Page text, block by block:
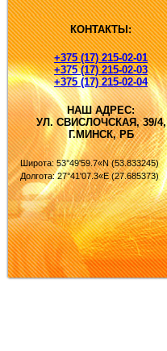
КОНТАКТЫ:
+375 (17) 215-02-01
+375 (17) 215-02-03
+375 (17) 215-02-04
НАШ АДРЕС:
УЛ. СВИСЛОЧСКАЯ, 39/4,
Г.МИНСК, РБ
Широта: 53°49'59.7«N (53.833245)
Долгота: 27°41'07.3«E (27.685373)